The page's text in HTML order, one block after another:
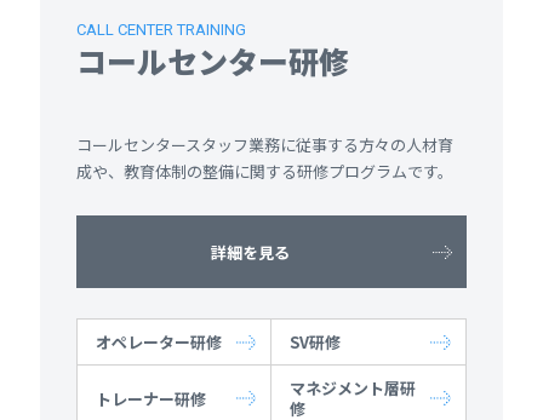
CALL CENTER TRAINING
コールセンター研修
コールセンタースタッフ業務に従事する方々の人材育
成や、教育体制の整備に関する研修プログラムです。
詳細を見る
オペレーター研修 SV研修
トレーナー研修
マネジメント層研
修